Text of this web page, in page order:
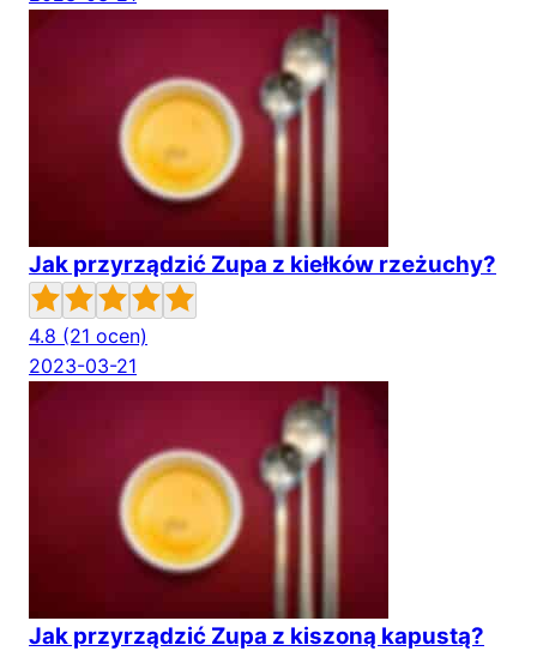
Jak przyrządzić Zupa z kiełków rzeżuchy?
4.8 (21 ocen)
2023-03-21
Jak przyrządzić Zupa z kiszoną kapustą?